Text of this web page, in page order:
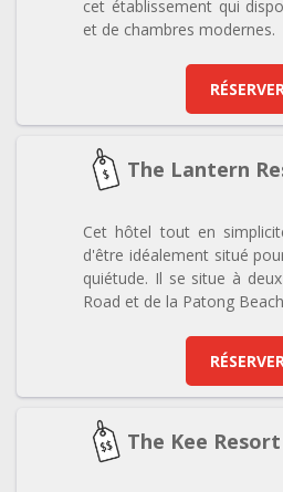
cet établissement qui
et de chambres modernes.
The Lantern
Cet hôtel tout en
d'être idéalement situé
quiétude. Il se situe à
Road et de la Patong
The Kee